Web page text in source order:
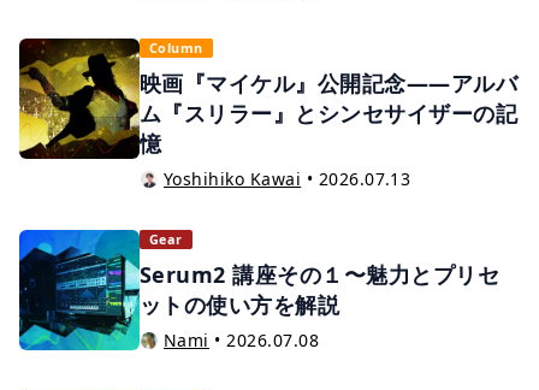
Column
映画『マイケル』公開記念——アルバ
ム『スリラー』とシンセサイザーの記
憶
Yoshihiko Kawai • 2026.07.13
Gear
Serum2 講座その１〜魅力とプリセ
ットの使い方を解説
Nami •2026.07.08